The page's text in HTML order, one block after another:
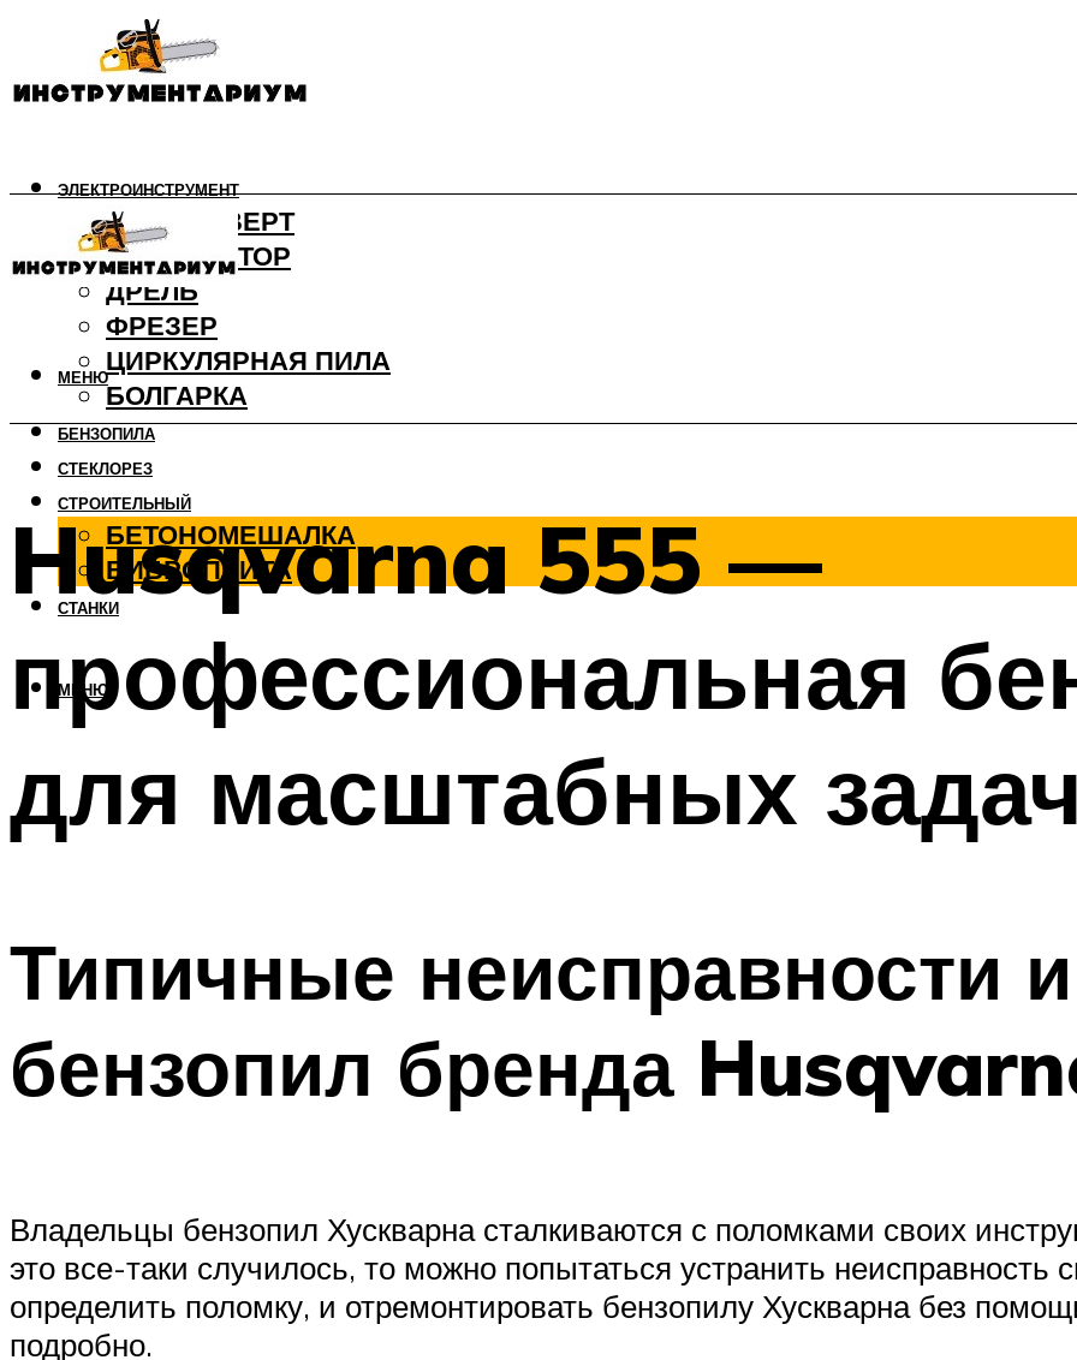
ЭЛЕКТРОИНСТРУМЕНТ
ШУРУПОВЕРТ
ПЕРФОРАТОР
ДРЕЛЬ
ФРЕЗЕР
ЦИРКУЛЯРНАЯ ПИЛА
БОЛГАРКА
БЕНЗОПИЛА
СТЕКЛОРЕЗ
СТРОИТЕЛЬНЫЙ
БЕТОНОМЕШАЛКА
ВИБРОПЛИТА
СТАНКИ
МЕНЮ
МЕНЮ
Husqvarna 555 —
профессиональная
для масштабных
Типичные неисправности
бензопил бренда
Владельцы бензопил Хускварна сталкиваются с поломками своих
это все-таки случилось, то можно попытаться устранить неисправность
определить поломку, и отремонтировать бензопилу Хускварна без
подробно.